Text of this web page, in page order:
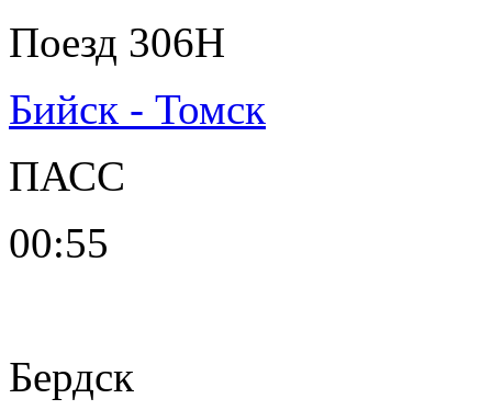
Поезд 306Н
Бийск - Томск
ПАСС
00:55
Бердск